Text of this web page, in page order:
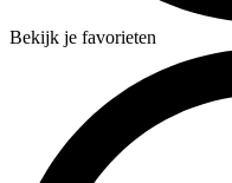
Bekijk je favorieten